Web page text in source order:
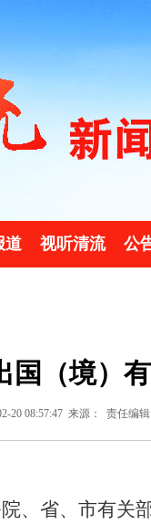
道 视听清流 公
国（境）
20 08:57:47 来源： 责任编
、省、市有关